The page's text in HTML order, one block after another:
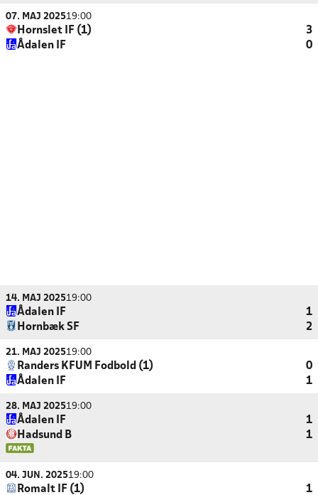
07. MAJ 202519:00
Hornslet IF (1)
3
Ådalen IF
0
14. MAJ 202519:00
Ådalen IF
1
Hornbæk SF
2
21. MAJ 202519:00
Randers KFUM Fodbold (1)
0
Ådalen IF
1
28. MAJ 202519:00
Ådalen IF
1
Hadsund B
1
04. JUN. 202519:00
Romalt IF (1) 1